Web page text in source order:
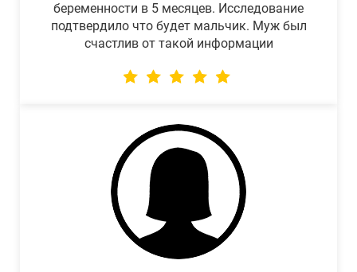
беременности в 5 месяцев. Исследование
подтвердило что будет мальчик. Муж был
счастлив от такой информации